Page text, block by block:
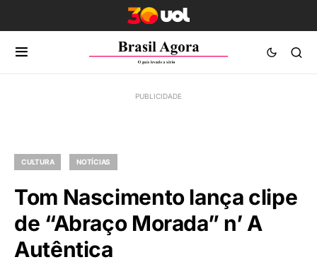
CULTURA NOTÍCIAS
Tom Nascimento lança clipe
de “Abraço Morada” n’ A
Autêntica